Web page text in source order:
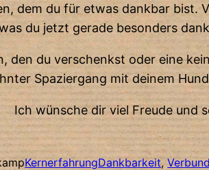
dem du für etwas dankbar
du jetzt gerade besonders
den du verschenkst oder eine
Spaziergang mit deinem
Ich wünsche dir viel Freude und
KernerfahrungDankbarkeit,